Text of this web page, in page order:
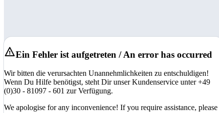
Ein Fehler ist aufgetreten / An error has occurred
Wir bitten die verursachten Unannehmlichkeiten zu entschuldigen!
Wenn Du Hilfe benötigst, steht Dir unser Kundenservice unter +49
(0)30 - 81097 - 601 zur Verfügung.
We apologise for any inconvenience! If you require assistance, please